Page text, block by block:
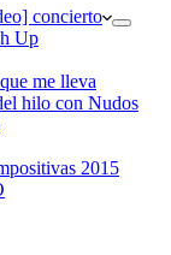
concierto
Up
me lleva
hilo con Nudos
2015